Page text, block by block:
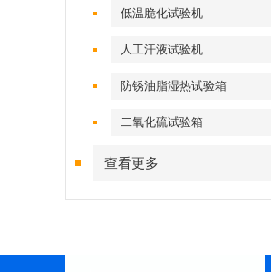
低温脆化试验机
人工汗液试验机
防锈油脂湿热试验箱
二氧化硫试验箱
查看更多